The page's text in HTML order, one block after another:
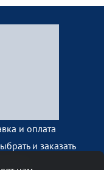
и оплата
и заказать